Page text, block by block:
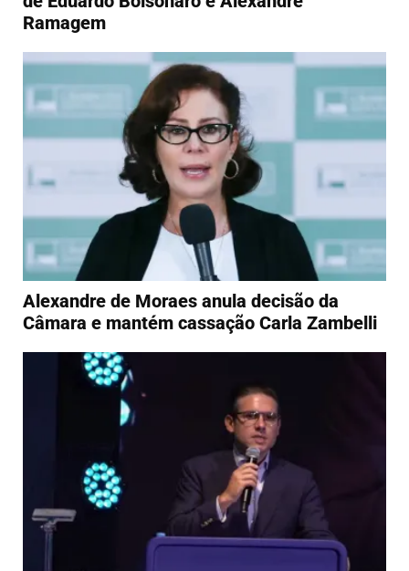
Ramagem
Alexandre de Moraes anula decisão da
Câmara e mantém cassação Carla Zambelli